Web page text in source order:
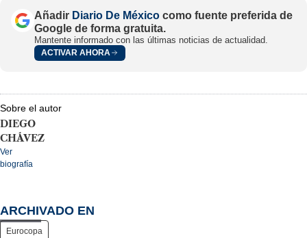
Añadir Diario De México como fuente preferida de
Google de forma gratuita.
Mantente informado con las últimas noticias de actualidad.
ACTIVAR AHORA
Sobre el autor
DIEGO
CHÁVEZ
Ver
biografía
ARCHIVADO EN
Eurocopa